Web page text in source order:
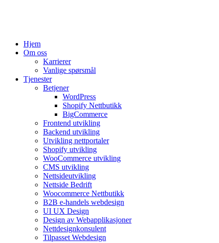
Hjem
Om oss
Karrierer
Vanlige spørsmål
Tjenester
Betjener
WordPress
Shopify Nettbutikk
BigCommerce
Frontend utvikling
Backend utvikling
Utvikling nettportaler
Shopify utvikling
WooCommerce utvikling
CMS utvikling
Nettsideutvikling
Nettside Bedrift
Woocommerce Nettbutikk
B2B e-handels webdesign
UI UX Design
Design av Webapplikasjoner
Nettdesignkonsulent
Tilpasset Webdesign